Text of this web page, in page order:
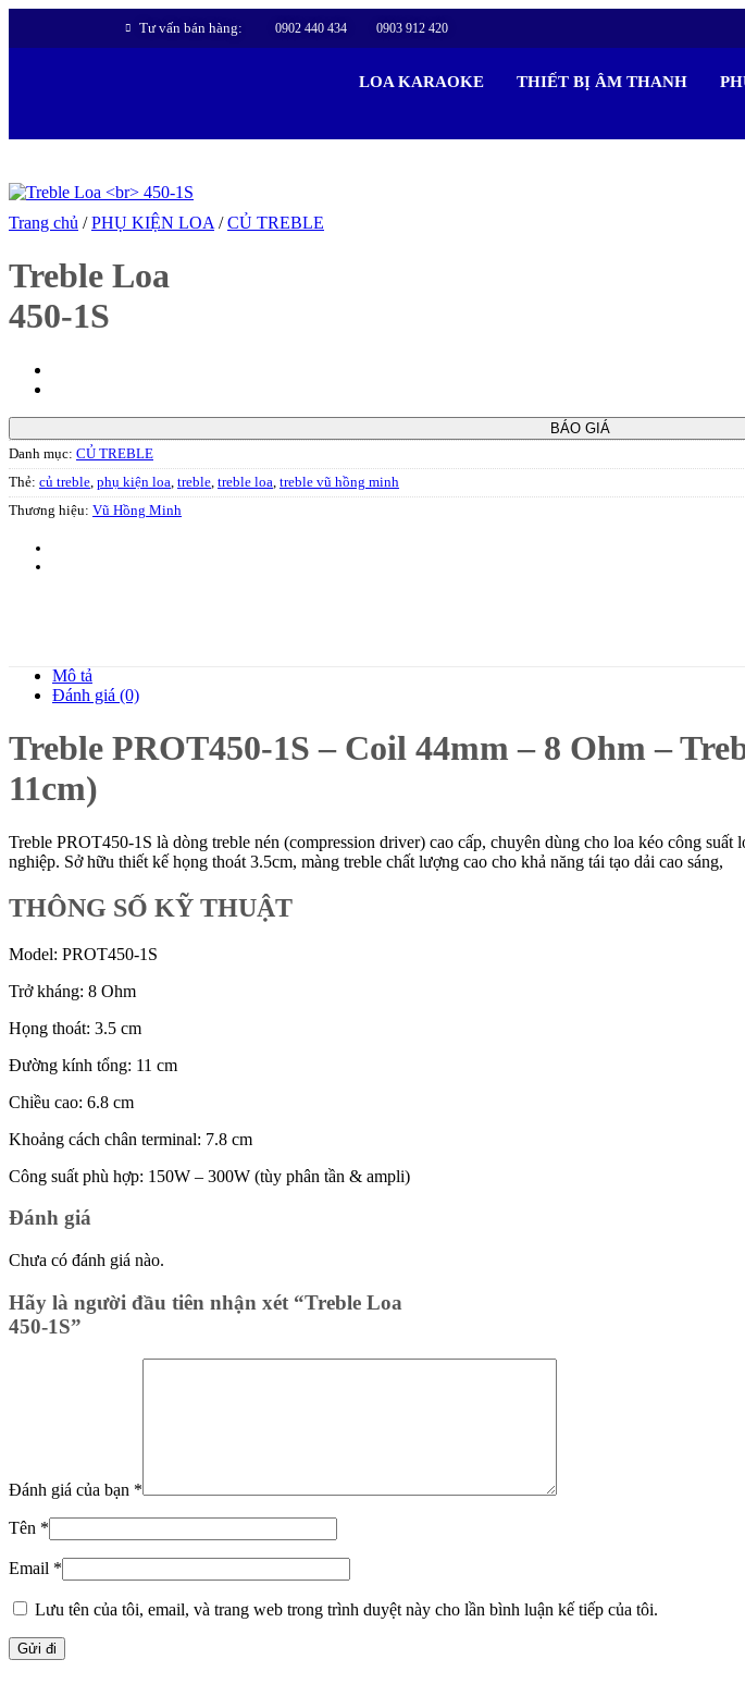
Tư vấn bán hàng: 0902 440 434 0903 912 420
LOA KARAOKE THIẾT BỊ ÂM THANH
Trang chủ / PHỤ KIỆN LOA / CỦ TREBLE
Treble Loa
450-1S
BÁO GIÁ
Danh mục: CỦ TREBLE
Thẻ: củ treble, phụ kiện loa, treble, treble loa, treble vũ hồng minh
Thương hiệu: Vũ Hồng Minh
Mô tả
Đánh giá (0)
Treble PROT450-1S – Coil 44mm – 8 Ohm –
11cm)
Treble PROT450-1S là dòng treble nén (compression driver) cao cấp, chuyên dùng cho loa kéo công
nghiệp. Sở hữu thiết kế họng thoát 3.5cm, màng treble chất lượng cao cho khả năng tái tạo dải cao sáng,
THÔNG SỐ KỸ THUẬT
Model: PROT450-1S
Trở kháng: 8 Ohm
Họng thoát: 3.5 cm
Đường kính tổng: 11 cm
Chiều cao: 6.8 cm
Khoảng cách chân terminal: 7.8 cm
Công suất phù hợp: 150W – 300W (tùy phân tần & ampli)
Đánh giá
Chưa có đánh giá nào.
Hãy là người đầu tiên nhận xét “Treble Loa
450-1S”
Đánh giá của bạn *
Tên *
Email *
Lưu tên của tôi, email, và trang web trong trình duyệt này cho lần bình luận kế tiếp của tôi.